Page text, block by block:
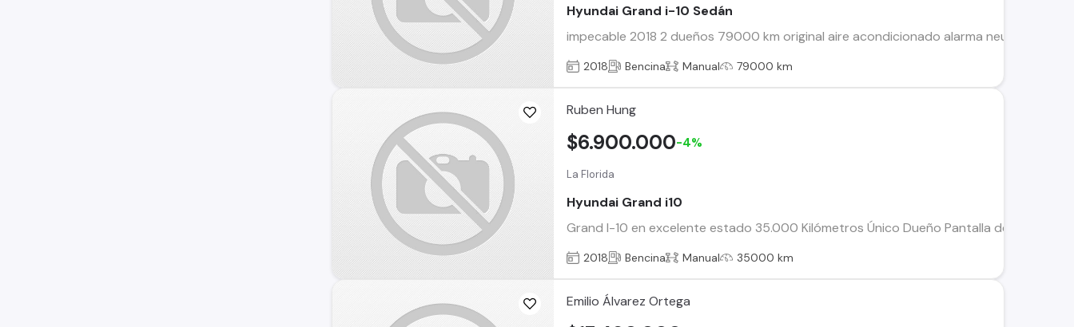
Hyundai Grand i-10 Sedán
impecable 2018 2 dueños 79000 km original aire acondicionado alarma neumáticos
2018 Bencina Manual 79000 km
Ruben Hung
La Florida
Hyundai Grand i10
Grand I-10 en excelente estado 35.000 Kilómetros Único Dueño Pantalla de 9
$6.900.000-4%
2018 Bencina Manual 35000 km
Emilio Álvarez Ortega